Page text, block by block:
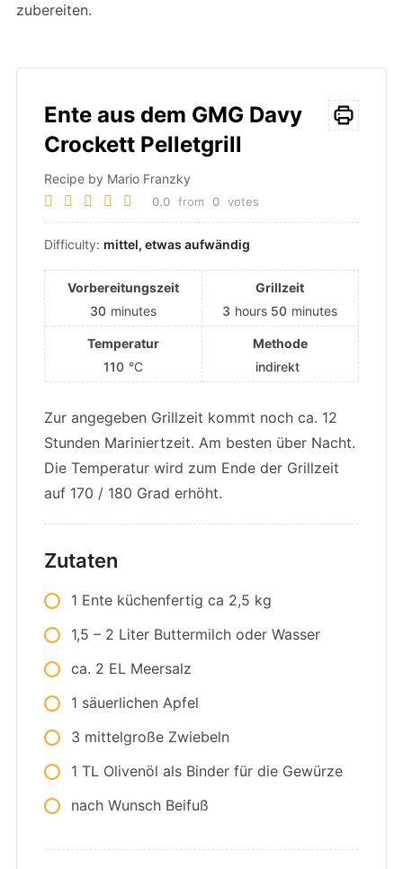
zubereiten.
Ente aus dem GMG Davy
Crockett Pelletgrill
Recipe by Mario Franzky
0.0 from 0 votes
Difficulty: mittel, etwas aufwändig
Vorbereitungszeit
30 minutes
Grillzeit
3 hours 50 minutes
Temperatur
110 °C
Methode
indirekt
Zur angegeben Grillzeit kommt noch ca. 12
Stunden Mariniertzeit. Am besten über Nacht.
Die Temperatur wird zum Ende der Grillzeit
auf 170 / 180 Grad erhöht.
Zutaten
1 Ente küchenfertig ca 2,5 kg
1,5 – 2 Liter Buttermilch oder Wasser
ca. 2 EL Meersalz
1 säuerlichen Apfel
3 mittelgroße Zwiebeln
1 TL Olivenöl als Binder für die Gewürze
nach Wunsch Beifuß